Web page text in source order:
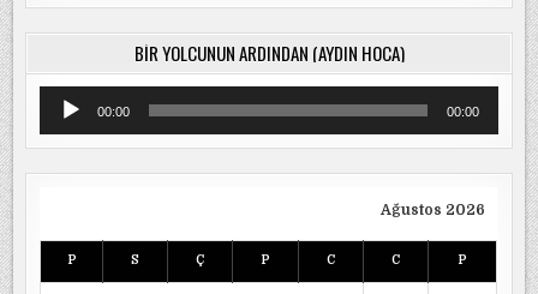
BIR YOLCUNUN ARDINDAN (AYDIN HOCA)
Ses
oynatıcı00:00 00:00
Ağustos 2026
P S Ç P C C P